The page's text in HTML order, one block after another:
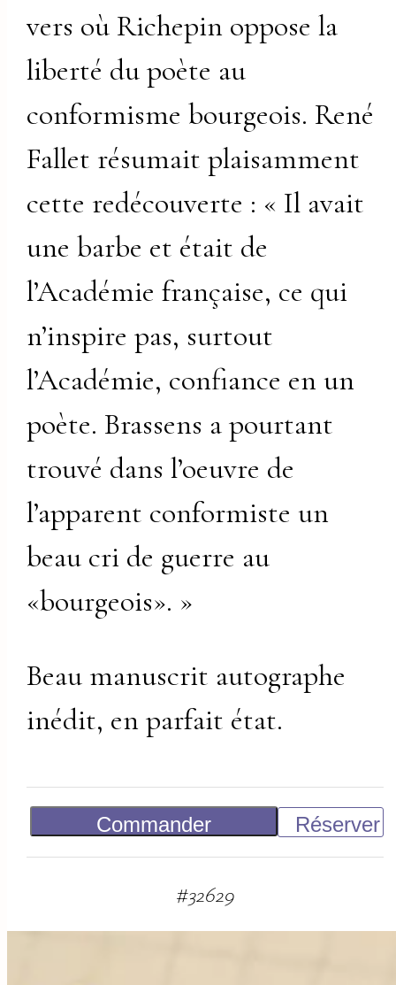
vers où Richepin oppose la
liberté du poète au
conformisme bourgeois. René
Fallet résumait plaisamment
cette redécouverte : « Il avait
une barbe et était de
l’Académie française, ce qui
n’inspire pas, surtout
l’Académie, confiance en un
poète. Brassens a pourtant
trouvé dans l’oeuvre de
l’apparent conformiste un
beau cri de guerre au
«bourgeois». »
Beau manuscrit autographe
inédit, en parfait état.
Commander
Réserver
#32629